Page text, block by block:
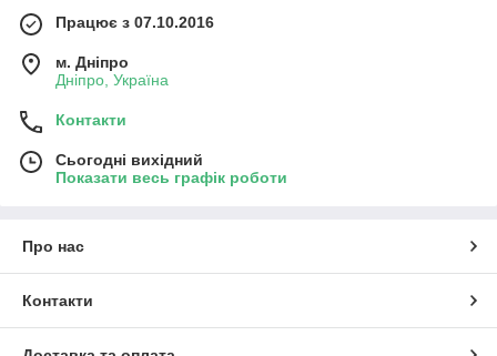
Працює з 07.10.2016
м. Дніпро
Дніпро, Україна
Контакти
Сьогодні вихідний
Показати весь графік роботи
Про нас
Контакти